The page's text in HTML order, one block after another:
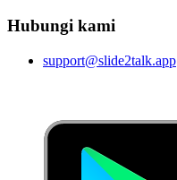
Hubungi kami
support@slide2talk.app